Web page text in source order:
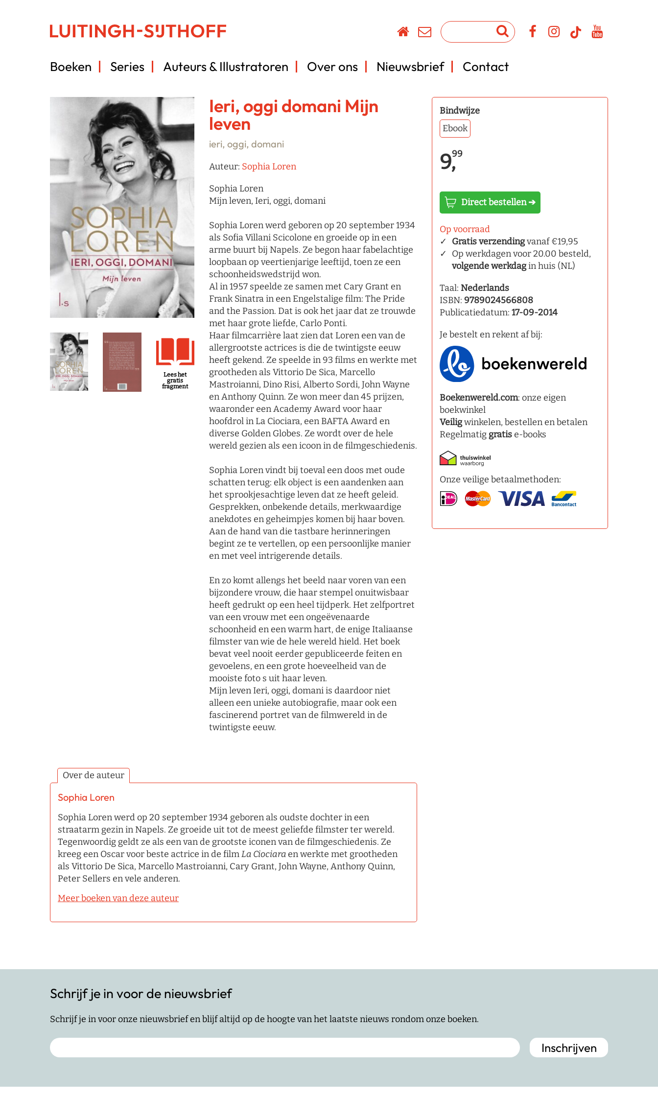
Boeken Series Auteurs & Illustratoren Over ons Nieuwsbrief Contact
Lees het
gratis
fragment
Ieri, oggi domani Mijn
leven
ieri, oggi, domani
Auteur: Sophia Loren
Sophia Loren
Mijn leven, Ieri, oggi, domani
Sophia Loren werd geboren op 20 september 1934
als Sofia Villani Scicolone en groeide op in een
arme buurt bij Napels. Ze begon haar fabelachtige
loopbaan op veertienjarige leeftijd, toen ze een
schoonheidswedstrijd won.
Al in 1957 speelde ze samen met Cary Grant en
Frank Sinatra in een Engelstalige film: The Pride
and the Passion. Dat is ook het jaar dat ze trouwde
met haar grote liefde, Carlo Ponti.
Haar filmcarrière laat zien dat Loren een van de
allergrootste actrices is die de twintigste eeuw
heeft gekend. Ze speelde in 93 films en werkte met
grootheden als Vittorio De Sica, Marcello
Mastroianni, Dino Risi, Alberto Sordi, John Wayne
en Anthony Quinn. Ze won meer dan 45 prijzen,
waaronder een Academy Award voor haar
hoofdrol in La Ciociara, een BAFTA Award en
diverse Golden Globes. Ze wordt over de hele
wereld gezien als een icoon in de filmgeschiedenis.
Sophia Loren vindt bij toeval een doos met oude
schatten terug: elk object is een aandenken aan
het sprookjesachtige leven dat ze heeft geleid.
Gesprekken, onbekende details, merkwaardige
anekdotes en geheimpjes komen bij haar boven.
Aan de hand van die tastbare herinneringen
begint ze te vertellen, op een persoonlijke manier
en met veel intrigerende details.
En zo komt allengs het beeld naar voren van een
bijzondere vrouw, die haar stempel onuitwisbaar
heeft gedrukt op een heel tijdperk. Het zelfportret
van een vrouw met een ongeëvenaarde
schoonheid en een warm hart, de enige Italiaanse
filmster van wie de hele wereld hield. Het boek
bevat veel nooit eerder gepubliceerde feiten en
gevoelens, en een grote hoeveelheid van de
mooiste foto s uit haar leven.
Mijn leven Ieri, oggi, domani is daardoor niet
alleen een unieke autobiografie, maar ook een
fascinerend portret van de filmwereld in de
twintigste eeuw.
Over de auteur
Sophia Loren
Sophia Loren werd op 20 september 1934 geboren als oudste dochter in een
straatarm gezin in Napels. Ze groeide uit tot de meest geliefde filmster ter wereld.
Tegenwoordig geldt ze als een van de grootste iconen van de filmgeschiedenis. Ze
kreeg een Oscar voor beste actrice in de filmLa Ciociaraen werkte met grootheden
als Vittorio De Sica, Marcello Mastroianni, Cary Grant, John Wayne, Anthony Quinn,
Peter Sellers en vele anderen.
Meer boeken van deze auteur
Bindwijze
Ebook
9,99
Direct bestellen ➔
Op voorraad
Gratis verzendingvanaf €19,95
Op werkdagen voor 20.00 besteld,
volgende werkdagin huis (NL)
Taal: Nederlands
ISBN: 9789024566808
Publicatiedatum: 17-09-2014
Je bestelt en rekent af bij:
Boekenwereld.com: onze eigen
boekwinkel
Veiligwinkelen, bestellen en betalen
Regelmatig gratise-books
Onze veilige betaalmethoden:
Schrijf je in voor de nieuwsbrief
Schrijf je in voor onze nieuwsbrief en blijf altijd op de hoogte van het laatste nieuws rondom onze boeken.